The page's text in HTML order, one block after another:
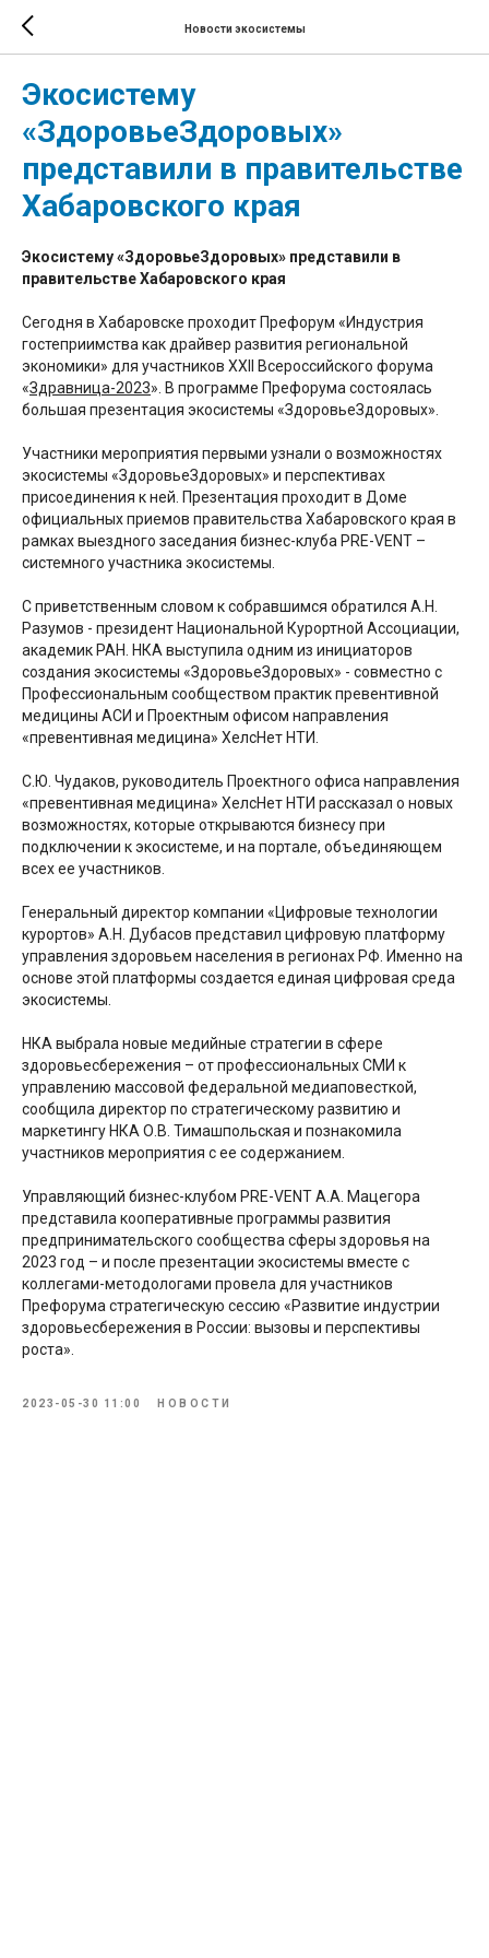
Новости экосистемы
Экосистему
«ЗдоровьеЗдоровых»
представили в правительстве
Хабаровского края
Экосистему «ЗдоровьеЗдоровых» представили в
правительстве Хабаровского края
Сегодня в Хабаровске проходит Префорум «Индустрия
гостеприимства как драйвер развития региональной
экономики» для участников XXII Всероссийского форума
«Здравница-2023». В программе Префорума состоялась
большая презентация экосистемы «ЗдоровьеЗдоровых».
Участники мероприятия первыми узнали о возможностях
экосистемы «ЗдоровьеЗдоровых» и перспективах
присоединения к ней. Презентация проходит в Доме
официальных приемов правительства Хабаровского края в
рамках выездного заседания бизнес-клуба PRE-VENT –
системного участника экосистемы.
С приветственным словом к собравшимся обратился А.Н.
Разумов - президент Национальной Курортной Ассоциации,
академик РАН. НКА выступила одним из инициаторов
создания экосистемы «ЗдоровьеЗдоровых» - совместно с
Профессиональным сообществом практик превентивной
медицины АСИ и Проектным офисом направления
«превентивная медицина» ХелсНет НТИ.
С.Ю. Чудаков, руководитель Проектного офиса направления
«превентивная медицина» ХелсНет НТИ рассказал о новых
возможностях, которые открываются бизнесу при
подключении к экосистеме, и на портале, объединяющем
всех ее участников.
Генеральный директор компании «Цифровые технологии
курортов» А.Н. Дубасов представил цифровую платформу
управления здоровьем населения в регионах РФ. Именно на
основе этой платформы создается единая цифровая среда
экосистемы.
НКА выбрала новые медийные стратегии в сфере
здоровьесбережения – от профессиональных СМИ к
управлению массовой федеральной медиаповесткой,
сообщила директор по стратегическому развитию и
маркетингу НКА О.В. Тимашпольская и познакомила
участников мероприятия с ее содержанием.
Управляющий бизнес-клубом PRE-VENT А.А. Мацегора
представила кооперативные программы развития
предпринимательского сообщества сферы здоровья на
2023 год – и после презентации экосистемы вместе с
коллегами-методологами провела для участников
Префорума стратегическую сессию «Развитие индустрии
здоровьесбережения в России: вызовы и перспективы
роста».
2023-05-30 11:00 НОВОСТИ